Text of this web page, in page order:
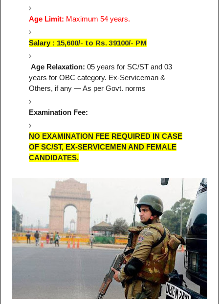
Age Limit: Maximum 54 years.
Salary : 15,600/- to Rs. 39100/- PM
Age Relaxation: 05 years for SC/ST and 03
years for OBC category. Ex-Serviceman &
Others, if any — As per Govt. norms
Examination Fee:
NO EXAMINATION FEE REQUIRED IN CASE
OF SC/ST, EX-SERVICEMEN AND FEMALE
CANDIDATES.